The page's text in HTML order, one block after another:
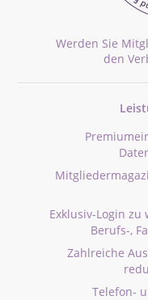
Werden Sie
den
Exklusiv-Login
Berufs-,
Zahlreiche
Telefon-